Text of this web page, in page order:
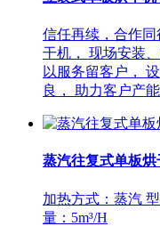
信任再续，合作
干机， 现场安装
以服务留客户，
良， 助力客户产
蒸汽往复式单板
加热方式：蒸汽
量：5m³/H